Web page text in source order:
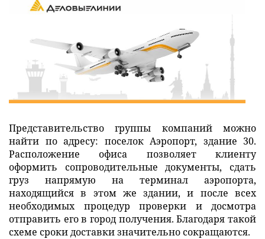
Представительство группы компаний можно
найти по адресу: поселок Аэропорт, здание 30.
Расположение офиса позволяет клиенту
оформить сопроводительные документы, сдать
груз напрямую на терминал аэропорта,
находящийся в этом же здании, и после всех
необходимых процедур проверки и досмотра
отправить его в город получения. Благодаря такой
схеме сроки доставки значительно сокращаются.